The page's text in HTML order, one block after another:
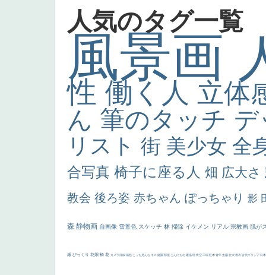
人気のタグ一覧
風景画
性 働く人 立体
ん 筆のタッチ
リスト 街 美少女 全
合写真 椅子に座る人 畑 広大さ
教会 後ろ姿 赤ちゃん ぽっちゃり 影
森 静物画 自画像 雪景色 スケッチ 林 掃除 イケメン リアル 宗教画 肌が
厳 びっくり 花畑 橋 花 カメラ目線 補色 こっち見んな キス 庭園 部屋 こんにちわ 素描 塔 青空 工場 巨木 青年 太陽 壮大 着衣 古代ギリシア 日